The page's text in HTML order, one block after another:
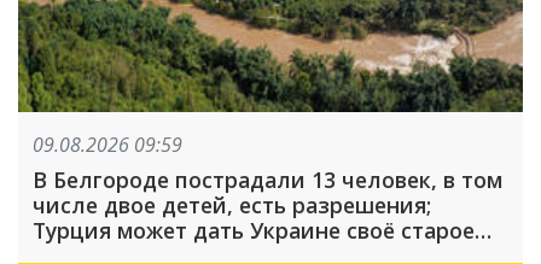
09.08.2026 09:59
В Белгороде пострадали 13 человек, в том
числе двое детей, есть разрешения;
Турция может дать Украине своё старое
оружие: что произошло, пока вы спали